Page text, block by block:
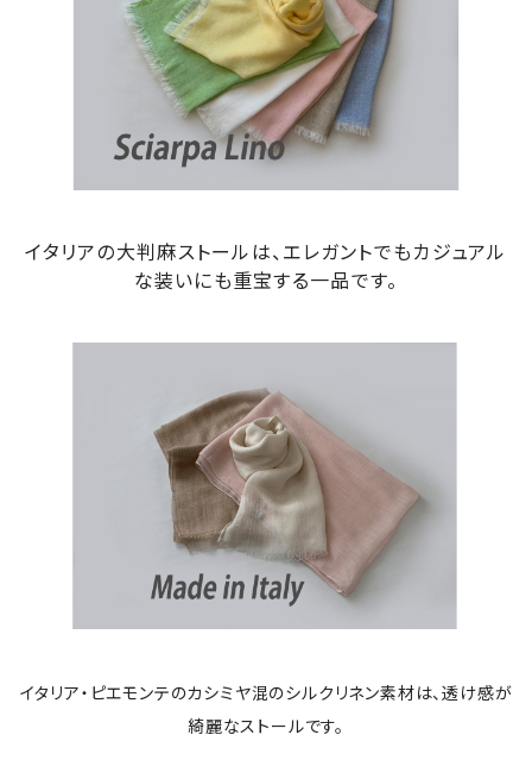
イタリアの大判麻ストールは、エレガントでもカジュアル
な装いにも重宝する一品です。
イタリア・ピエモンテのカシミヤ混のシルクリネン素材は、透け感が
綺麗なストールです。